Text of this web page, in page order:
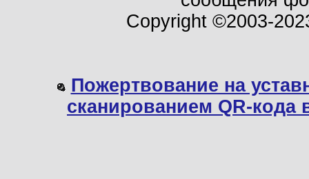
Copyright ©2003-
Пожертвование на
сканированием QR-